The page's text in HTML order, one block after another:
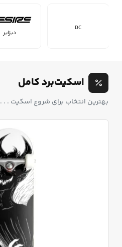
Rip N Dip
اسکیت‌برد کامل
بهترین انتخاب برای شروع اسکیت . . .